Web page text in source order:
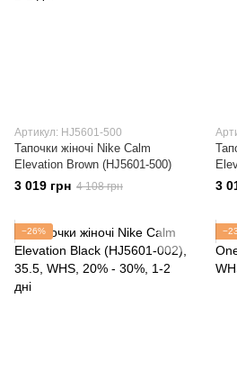
Артикул: HJ5601-500
Тапочки жіночі Nike Calm
Elevation Brown (HJ5601-500)
3 019 грн 4 108 грн 3
−26%